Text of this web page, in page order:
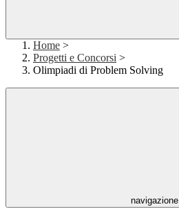
Home >
Progetti e Concorsi >
Olimpiadi di Problem Solving
navigazione